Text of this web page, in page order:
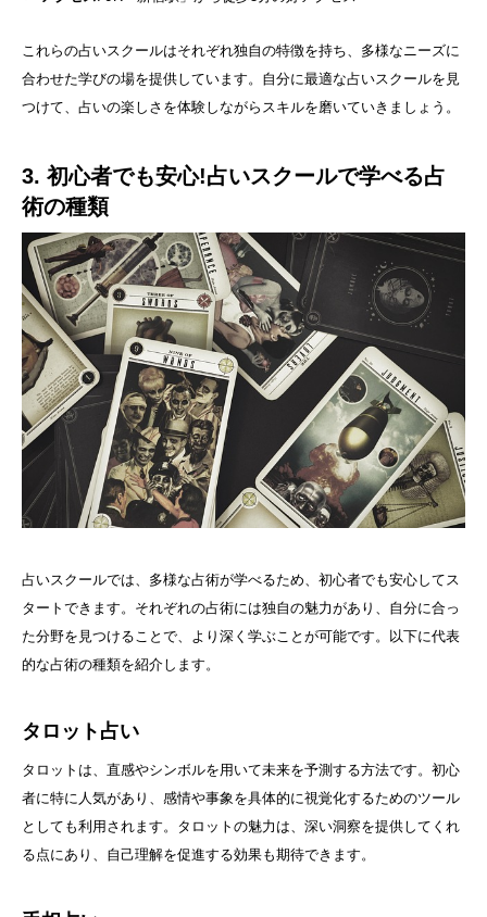
これらの占いスクールはそれぞれ独自の特徴を持ち、多様なニーズに
合わせた学びの場を提供しています。自分に最適な占いスクールを見
つけて、占いの楽しさを体験しながらスキルを磨いていきましょう。
3. 初心者でも安心!占いスクールで学べる占
術の種類
占いスクールでは、多様な占術が学べるため、初心者でも安心してス
タートできます。それぞれの占術には独自の魅力があり、自分に合っ
た分野を見つけることで、より深く学ぶことが可能です。以下に代表
的な占術の種類を紹介します。
タロット占い
タロットは、直感やシンボルを用いて未来を予測する方法です。初心
者に特に人気があり、感情や事象を具体的に視覚化するためのツール
としても利用されます。タロットの魅力は、深い洞察を提供してくれ
る点にあり、自己理解を促進する効果も期待できます。